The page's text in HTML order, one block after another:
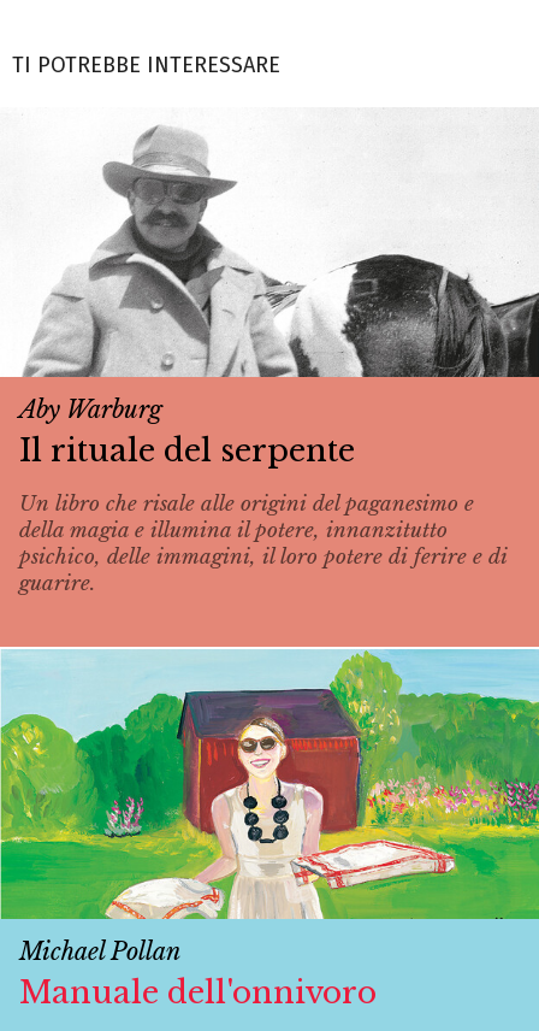
TI POTREBBE INTERESSARE
Aby Warburg
Il rituale del serpente
Un libro che risale alle origini del paganesimo e
della magia e illumina il potere, innanzitutto
psichico, delle immagini, il loro potere di ferire e di
guarire.
Michael Pollan
Manuale dell'onnivoro